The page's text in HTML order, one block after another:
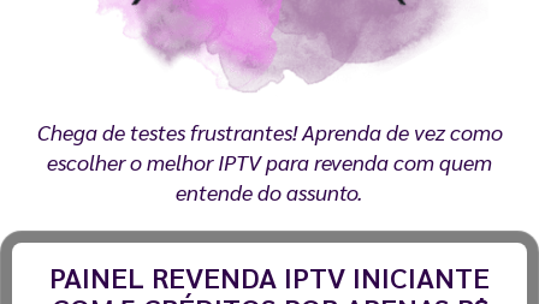
Chega de testes frustrantes! Aprenda de vez como
escolher o melhor IPTV para revenda com quem
entende do assunto.
PAINEL REVENDA IPTV INICIANTE